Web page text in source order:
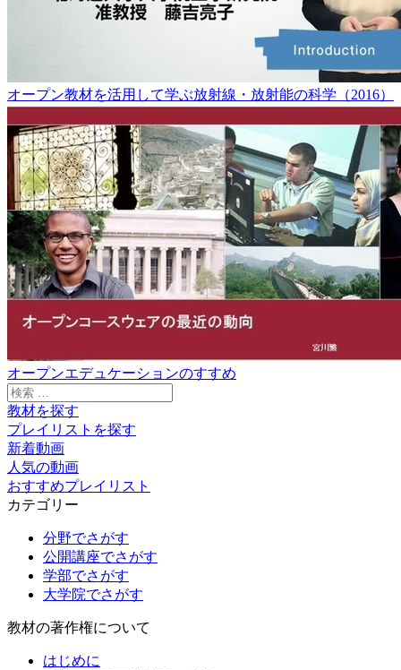
オープン教材を活用して学ぶ放射線・放射能の科学（2016）
オープンエデュケーションのすすめ
検
索:
教材を探す
プレイリストを探す
新着動画
人気の動画
おすすめプレイリスト
カテゴリー
分野でさがす
公開講座でさがす
学部でさがす
大学院でさがす
教材の著作権について
はじめに